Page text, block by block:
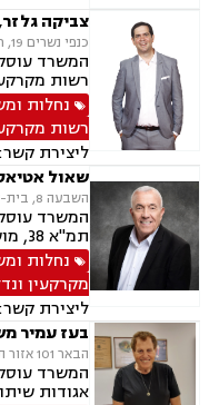
צביקה
כנפי נשרים 19, רמת-גן
המשרד
רשות
וצוואות,
גישור
נחלות
רשות
ליצירת קשר:
שאול
השבעה 8, בית-שמש
המשרד עוסק
תכנון
גישור
נוטריון
נחלות
מקרקעין
ליצירת קשר:
בעז עמיר
הבאר 101 אזור תעשיה בית לירז קומה 1, באר טוביה
המשרד
אגודות